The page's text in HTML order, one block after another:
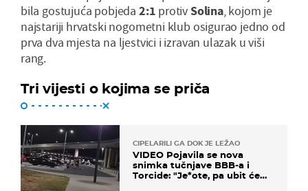
bila gostujuća pobjeda 2:1 protiv Solina, kojom je
najstariji hrvatski nogometni klub osigurao jedno od
prva dva mjesta na ljestvici i izravan ulazak u viši
rang.
Tri vijesti o kojima se priča
CIPELARILI GA DOK JE LEŽAO
VIDEO Pojavila se nova
snimka tučnjave BBB-a i
Torcide: "Je*ote, pa ubit će